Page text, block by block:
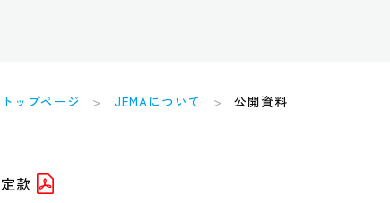
トップページ JEMAについて 公開資料
定款